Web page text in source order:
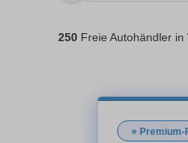
250 Freie Autohändler in
● Premium-